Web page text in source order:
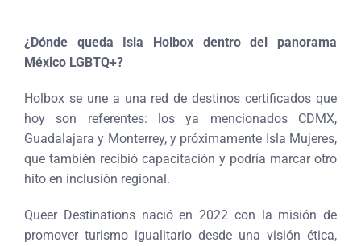
¿Dónde queda Isla Holbox dentro del panorama
México LGBTQ+?
Holbox se une a una red de destinos certificados que
hoy son referentes: los ya mencionados CDMX,
Guadalajara y Monterrey, y próximamente Isla Mujeres,
que también recibió capacitación y podría marcar otro
hito en inclusión regional.
Queer Destinations nació en 2022 con la misión de
promover turismo igualitario desde una visión ética,